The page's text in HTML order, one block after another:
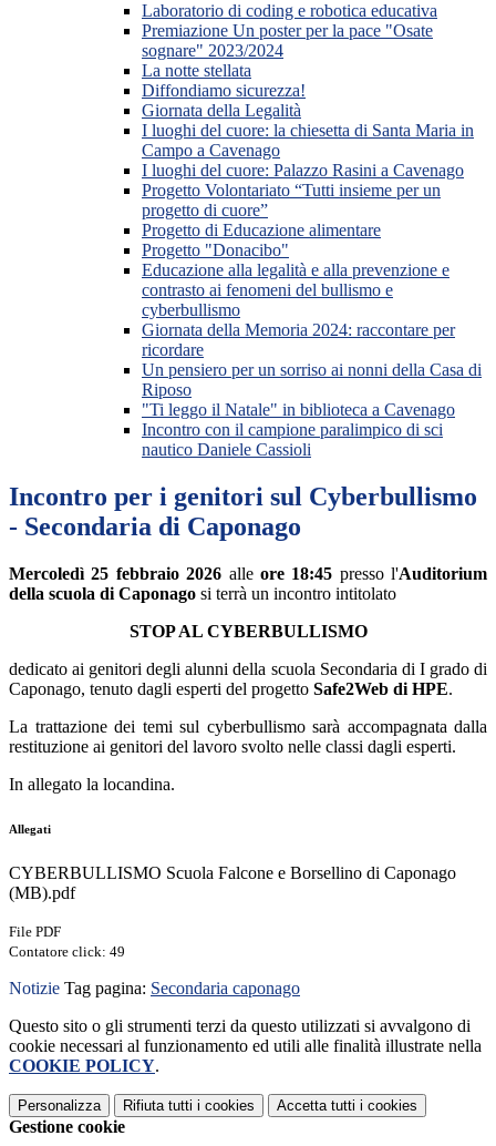
Laboratorio di coding e robotica educativa
Premiazione Un poster per la pace "Osate
sognare" 2023/2024
La notte stellata
Diffondiamo sicurezza!
Giornata della Legalità
I luoghi del cuore: la chiesetta di Santa Maria in
Campo a Cavenago
I luoghi del cuore: Palazzo Rasini a Cavenago
Progetto Volontariato “Tutti insieme per un
progetto di cuore”
Progetto di Educazione alimentare
Progetto "Donacibo"
Educazione alla legalità e alla prevenzione e
contrasto ai fenomeni del bullismo e
cyberbullismo
Giornata della Memoria 2024: raccontare per
ricordare
Un pensiero per un sorriso ai nonni della Casa di
Riposo
"Ti leggo il Natale" in biblioteca a Cavenago
Incontro con il campione paralimpico di sci
nautico Daniele Cassioli
Incontro per i genitori sul Cyberbullismo
- Secondaria di Caponago
Mercoledì 25 febbraio 2026 alle ore 18:45 presso l'Auditorium
della scuola di Caponago si terrà un incontro intitolato
STOP AL CYBERBULLISMO
dedicato ai genitori degli alunni della scuola Secondaria di I grado di
Caponago, tenuto dagli esperti del progetto Safe2Web di HPE.
La trattazione dei temi sul cyberbullismo sarà accompagnata dalla
restituzione ai genitori del lavoro svolto nelle classi dagli esperti.
In allegato la locandina.
Allegati
CYBERBULLISMO Scuola Falcone e Borsellino di Caponago
(MB).pdf
File PDF
Contatore click: 49
Notizie Tag pagina: Secondaria caponago
Questo sito o gli strumenti terzi da questo utilizzati si avvalgono di
cookie necessari al funzionamento ed utili alle finalità illustrate nella
COOKIE POLICY.
Personalizza Rifiuta tutti i cookies Accetta tutti i cookies
Gestione cookie